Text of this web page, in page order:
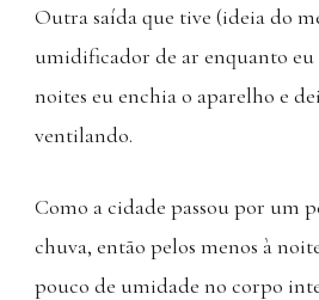
Outra saída que tive (ideia do
umidificador de ar enquanto eu
noites eu enchia o aparelho e
ventilando.
Como a cidade passou por um
chuva, então pelos menos à
pouco de umidade no corpo